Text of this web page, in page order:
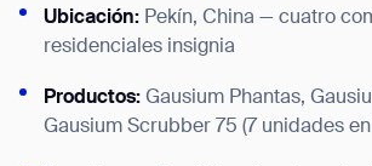
Ubicación: Pekín, China — cuatro
residenciales insignia
Productos: Gausium Phantas,
Gausium Scrubber 75 (7 unidades